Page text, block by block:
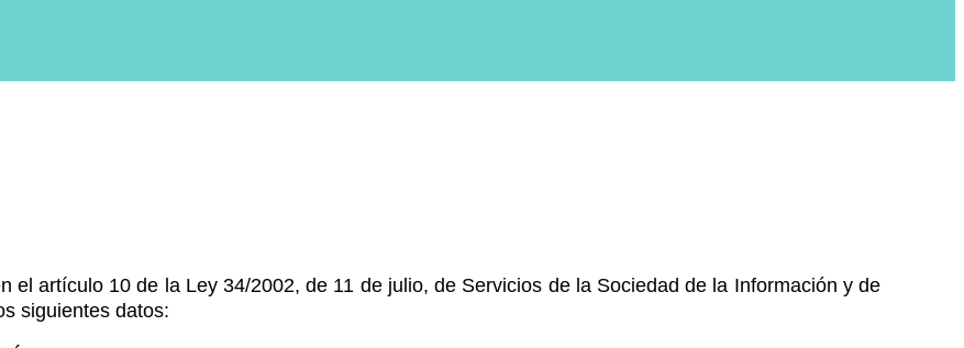
el artículo 10 de la Ley 34/2002, de 11 de julio, de Servicios de la Sociedad de la Información y de
siguientes datos: